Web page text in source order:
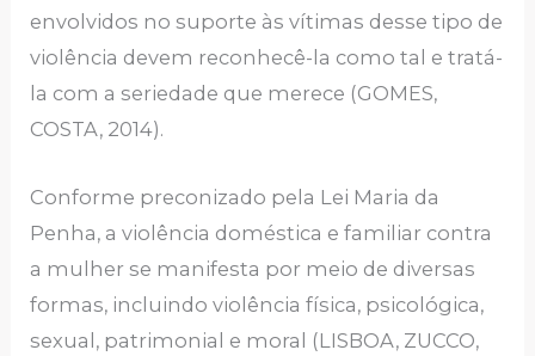
envolvidos no suporte às vítimas desse tipo de
violência devem reconhecê-la como tal e tratá-
la com a seriedade que merece (GOMES,
COSTA, 2014).
Conforme preconizado pela Lei Maria da
Penha, a violência doméstica e familiar contra
a mulher se manifesta por meio de diversas
formas, incluindo violência física, psicológica,
sexual, patrimonial e moral (LISBOA, ZUCCO,